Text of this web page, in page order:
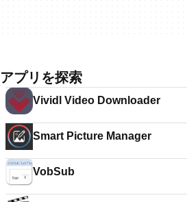
アプリを探索
Vividl Video Downloader
Smart Picture Manager
VobSub